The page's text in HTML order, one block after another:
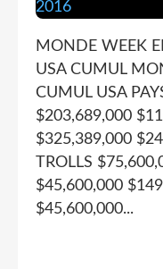
MONDE WEEK
USA CUMUL
CUMUL USA
$203,689,000
$325,389,000
TROLLS
$45,600,000
$45,600,000...